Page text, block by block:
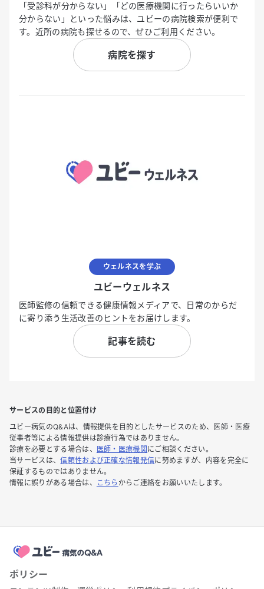
「受診科が分からない」「どの医療機関に行ったらいいか
分からない」といった悩みは、ユビーの病院検索が便利で
す。近所の病院も探せるので、ぜひご利用ください。
病院を探す
ウェルネスを学ぶ
ユビーウェルネス
医師監修の信頼できる健康情報メディアで、日常のからだ
に寄り添う生活改善のヒントをお届けします。
記事を読む
サービスの目的と位置付け
ユビー病気のQ&Aは、情報提供を目的としたサービスのため、医師・医療
従事者等による情報提供は診療行為ではありません。
診療を必要とする場合は、
医師・医療機関 にご相談ください。
当サービスは、信頼性および正確な情報発信に努めますが、内容を完全に
保証するものではありません。
情報に誤りがある場合は、
こちら からご連絡をお願いいたします。
ポリシー